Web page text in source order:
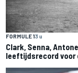
FORMULE 13 u
Clark, Senna,
leeftijdsrecord voor